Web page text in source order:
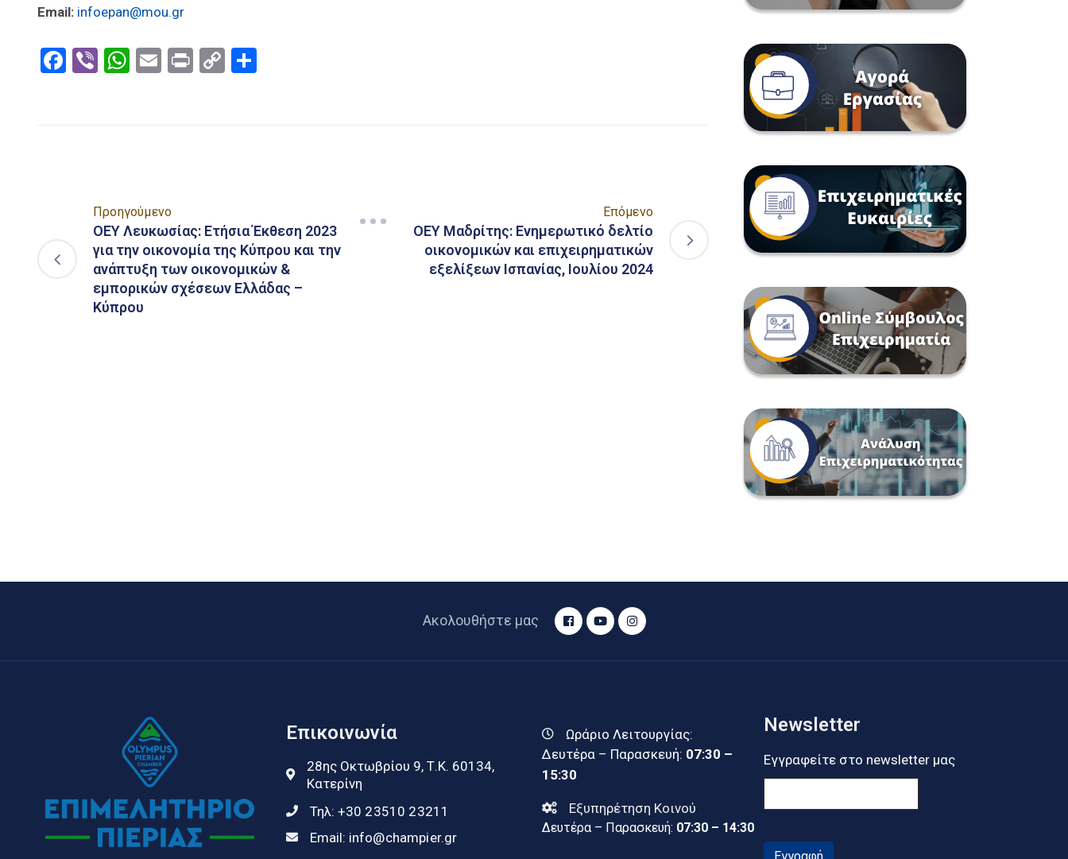
Email: infoepan@mou.gr
Facebook
ViberWhatsApp
EmailPrintCopy
Προηγούμενο
ΟΕΥ Λευκωσίας: Ετήσια Έκθεση 2023
για την οικονομία της Κύπρου και την
ανάπτυξη των οικονομικών &
εμπορικών σχέσεων Ελλάδας –
Κύπρου
Επόμενο
ΟΕΥ Μαδρίτης: Ενημερωτικό δελτίο
οικονομικών και επιχειρηματικών
εξελίξεων Ισπανίας, Ιουλίου 2024
Ακολουθήστε μας
Επικοινωνία
28ης Οκτωβρίου 9, Τ.Κ. 60134,
Κατερίνη
Τηλ: +30 23510 23211
Email: info@champier.gr
Ωράριο Λειτουργίας:
Δευτέρα – Παρασκευή: 07:30 –
15:30
Εξυπηρέτηση Κοινού
Δευτέρα – Παρασκευή: 07:30 – 14:30
Newsletter
Εγγραφείτε στο newsletter μας